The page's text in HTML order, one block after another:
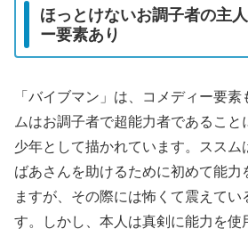
ほっとけないお調子者の主
ー要素あり
「バイブマン」は、コメディー要
ムはお調子者で超能力者であること
少年として描かれています。ススム
ばあさんを助けるために初めて能力
ますが、その際には怖くて震えてい
す。しかし、本人は真剣に能力を使